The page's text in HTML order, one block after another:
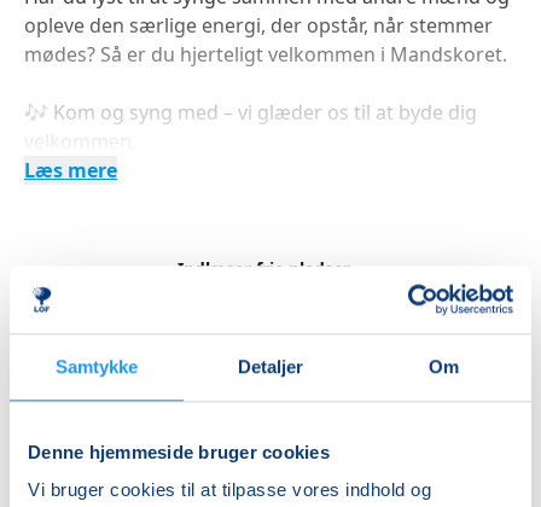
Samtykke Detaljer Om
Denne hjemmeside bruger cookies
Vi bruger cookies til at tilpasse vores indhold og
opleve den særlige energi, der opstår, når stemmer
mødes? Så er du hjerteligt velkommen i Mandskoret.
🎶 Kom og syng med – vi glæder os til at byde dig
Læs mere
Indlæser frie pladser...
Priser
Almen